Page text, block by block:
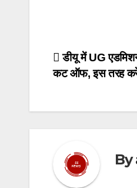
Post
डीयू में UG
कट ऑफ, इस तरह
By